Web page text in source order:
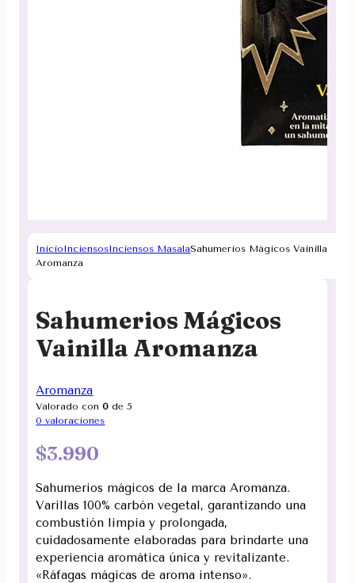
InicioInciensosInciensos MasalaSahumerios Mágicos Vainilla
Aromanza
Sahumerios Mágicos
Vainilla Aromanza
Aromanza
Valorado con0 de 5
0 valoraciones
$3.990
Sahumerios mágicos de la marca Aromanza.
Varillas 100% carbón vegetal, garantizando una
combustión limpia y prolongada,
cuidadosamente elaboradas para brindarte una
experiencia aromática única y revitalizante.
«Ráfagas mágicas de aroma intenso».